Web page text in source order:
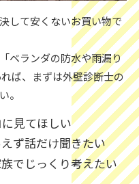
して安くないお買い物で
ベランダの防水や雨漏り
ば、まずは外壁診断士の
。
見てほしい
ず話だけ聞きたい
でじっくり考えたい